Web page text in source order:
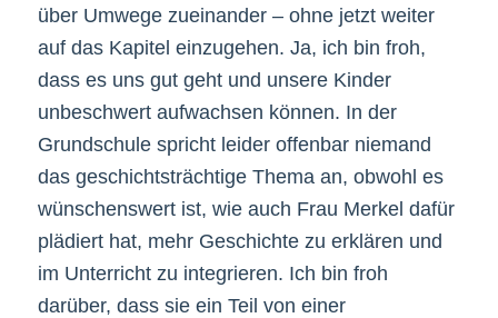
über Umwege zueinander – ohne jetzt weiter
auf das Kapitel einzugehen. Ja, ich bin froh,
dass es uns gut geht und unsere Kinder
unbeschwert aufwachsen können. In der
Grundschule spricht leider offenbar niemand
das geschichtsträchtige Thema an, obwohl es
wünschenswert ist, wie auch Frau Merkel dafür
plädiert hat, mehr Geschichte zu erklären und
im Unterricht zu integrieren. Ich bin froh
darüber, dass sie ein Teil von einer